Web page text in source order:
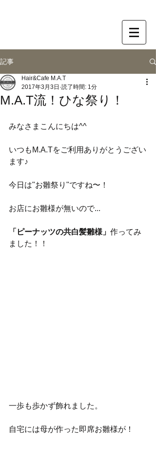
記事
M.A.T流！ひな祭り！
Hair&Cafe M.A.T
2017年3月3日 読了時間: 1分
みなさまこんにちは^^
いつもM.A.Tをご利用ありがとうござい
ます♪
今日は"お雛祭り"ですね〜！
お店にお雛様が無いので...
「ピーナッツの共白髪雛様」 作ってみ
ました！！
一歩も歩かず飾れました。
自宅には母が作った即席お雛様が！